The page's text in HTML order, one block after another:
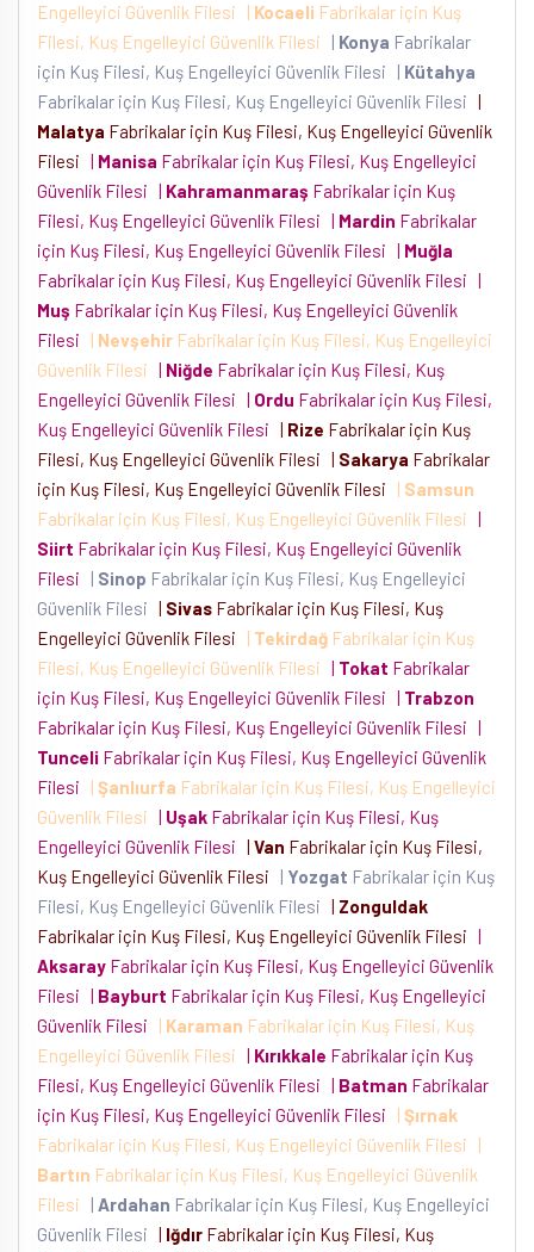
Engelleyici Güvenlik Filesi
| Kocaeli Fabrikalar için Kuş
Filesi, Kuş Engelleyici Güvenlik Filesi
| Konya Fabrikalar
için Kuş Filesi, Kuş Engelleyici Güvenlik Filesi
| Kütahya
Fabrikalar için Kuş Filesi, Kuş Engelleyici Güvenlik Filesi |
Malatya Fabrikalar için Kuş Filesi, Kuş Engelleyici Güvenlik
Filesi | Manisa Fabrikalar için Kuş Filesi, Kuş Engelleyici
Güvenlik Filesi | Kahramanmaraş Fabrikalar için Kuş
Filesi, Kuş Engelleyici Güvenlik Filesi | Mardin Fabrikalar
için Kuş Filesi, Kuş Engelleyici Güvenlik Filesi | Muğla
Fabrikalar için Kuş Filesi, Kuş Engelleyici Güvenlik Filesi |
Muş Fabrikalar için Kuş Filesi, Kuş Engelleyici Güvenlik
Filesi
| Nevşehir Fabrikalar için Kuş Filesi, Kuş Engelleyici
Güvenlik Filesi | Niğde Fabrikalar için Kuş Filesi, Kuş
Engelleyici Güvenlik Filesi | Ordu Fabrikalar için Kuş Filesi,
Kuş Engelleyici Güvenlik Filesi | Rize Fabrikalar için Kuş
Filesi, Kuş Engelleyici Güvenlik Filesi | Sakarya Fabrikalar
için Kuş Filesi, Kuş Engelleyici Güvenlik Filesi
| Samsun
Fabrikalar için Kuş Filesi, Kuş Engelleyici Güvenlik Filesi |
Siirt Fabrikalar için Kuş Filesi, Kuş Engelleyici Güvenlik
Filesi
| Sinop Fabrikalar için Kuş Filesi, Kuş Engelleyici
Güvenlik Filesi | Sivas Fabrikalar için Kuş Filesi, Kuş
Engelleyici Güvenlik Filesi
| Tekirdağ Fabrikalar için Kuş
Filesi, Kuş Engelleyici Güvenlik Filesi | Tokat Fabrikalar
için Kuş Filesi, Kuş Engelleyici Güvenlik Filesi | Trabzon
Fabrikalar için Kuş Filesi, Kuş Engelleyici Güvenlik Filesi |
Tunceli Fabrikalar için Kuş Filesi, Kuş Engelleyici Güvenlik
Filesi
| Şanlıurfa Fabrikalar için Kuş Filesi, Kuş Engelleyici
Güvenlik Filesi | Uşak Fabrikalar için Kuş Filesi, Kuş
Engelleyici Güvenlik Filesi | Van Fabrikalar için Kuş Filesi,
Kuş Engelleyici Güvenlik Filesi
| Yozgat Fabrikalar için Kuş
Filesi, Kuş Engelleyici Güvenlik Filesi | Zonguldak
Fabrikalar için Kuş Filesi, Kuş Engelleyici Güvenlik Filesi |
Aksaray Fabrikalar için Kuş Filesi, Kuş Engelleyici Güvenlik
Filesi | Bayburt Fabrikalar için Kuş Filesi, Kuş Engelleyici
Güvenlik Filesi
| Karaman Fabrikalar için Kuş Filesi, Kuş
Engelleyici Güvenlik Filesi | Kırıkkale Fabrikalar için Kuş
Filesi, Kuş Engelleyici Güvenlik Filesi | Batman Fabrikalar
için Kuş Filesi, Kuş Engelleyici Güvenlik Filesi
| Şırnak
Fabrikalar için Kuş Filesi, Kuş Engelleyici Güvenlik Filesi
|
Bartın Fabrikalar için Kuş Filesi, Kuş Engelleyici Güvenlik
Filesi
| Ardahan Fabrikalar için Kuş Filesi, Kuş Engelleyici
Güvenlik Filesi | Iğdır Fabrikalar için Kuş Filesi, Kuş